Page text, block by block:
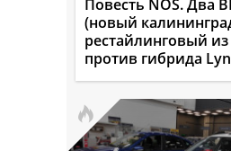
Повесть NOS. Два
(новый
рестайлинговый
против гибрида